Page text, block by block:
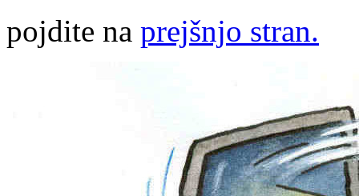
pojdite na prejšnjo stran.